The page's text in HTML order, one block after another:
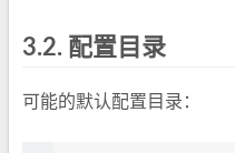
3.2. 配置目录
可能的默认配置目录：